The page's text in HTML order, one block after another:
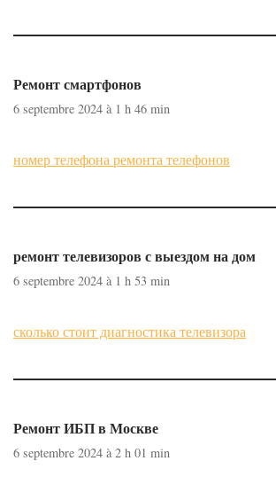
Ремонт смартфонов
6 septembre 2024 à 1 h 46 min
номер телефона ремонта телефонов
ремонт телевизоров с выездом на дом
6 septembre 2024 à 1 h 53 min
сколько стоит диагностика телевизора
Ремонт ИБП в Москве
6 septembre 2024 à 2 h 01 min